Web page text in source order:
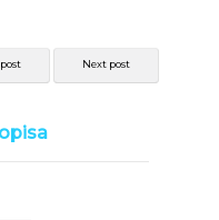
Next post